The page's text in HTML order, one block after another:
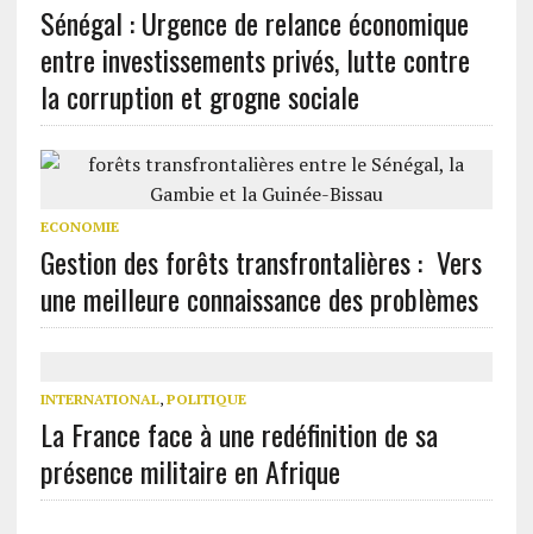
Sénégal : Urgence de relance économique
entre investissements privés, lutte contre
la corruption et grogne sociale
ECONOMIE
Gestion des forêts transfrontalières : Vers
une meilleure connaissance des problèmes
INTERNATIONAL, POLITIQUE
La France face à une redéfinition de sa
présence militaire en Afrique